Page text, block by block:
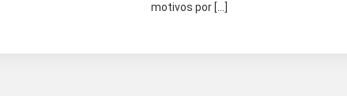
motivos por […]